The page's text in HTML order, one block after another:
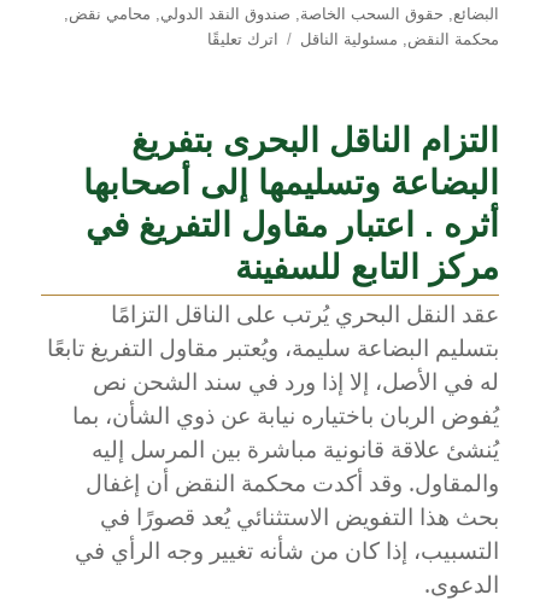
البضائع, حقوق السحب الخاصة, صندوق النقد الدولي, محامي نقض,
محكمة النقض, مسئولية الناقل اترك تعليقًا
الناتج
عن
هلاك
البضائع
أو
وفقا
لقواعد
هامبورج
التزام الناقل البحرى بتفريغ
البضاعة وتسليمها إلى أصحابها
أثره . اعتبار مقاول التفريغ في
مركز التابع للسفينة
عقد النقل البحري يُرتب على الناقل التزامًا
بتسليم البضاعة سليمة، ويُعتبر مقاول التفريغ تابعًا
له في الأصل، إلا إذا ورد في سند الشحن نص
يُفوض الربان باختياره نيابة عن ذوي الشأن، بما
يُنشئ علاقة قانونية مباشرة بين المرسل إليه
والمقاول. وقد أكدت محكمة النقض أن إغفال
بحث هذا التفويض الاستثنائي يُعد قصورًا في
التسبيب، إذا كان من شأنه تغيير وجه الرأي في
الدعوى.